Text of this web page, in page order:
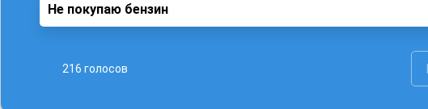
Не покупаю бензин
216 голосов